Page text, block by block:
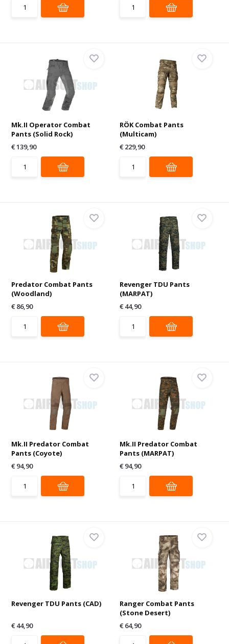
Mk.II Operator Combat
Pants (Solid Rock)
€ 139,90
RÖK Combat Pants
(Multicam)
€ 229,90
Predator Combat Pants
(Woodland)
€ 86,90
Revenger TDU Pants
(MARPAT)
€ 44,90
Mk.II Predator Combat
Pants (Coyote)
€ 94,90
Mk.II Predator Combat
Pants (MARPAT)
€ 94,90
Revenger TDU Pants (CAD)
€ 44,90
Ranger Combat Pants
(Stone Desert)
€ 64,90